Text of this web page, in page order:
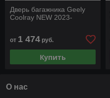
Дверь багажника Geely
Coolray NEW 2023-
от 1 474 руб.
Купить
О нас